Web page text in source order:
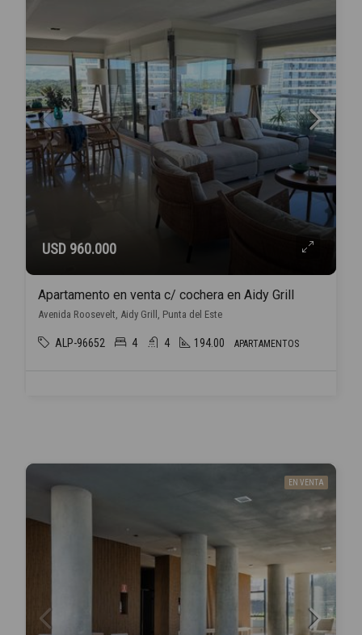
USD 960.000
Apartamento en venta c/ cochera en Aidy Grill
Avenida Roosevelt, Aidy Grill, Punta del Este
ALP-96652 4 4 194.00 APARTAMENTOS
EN VENTA